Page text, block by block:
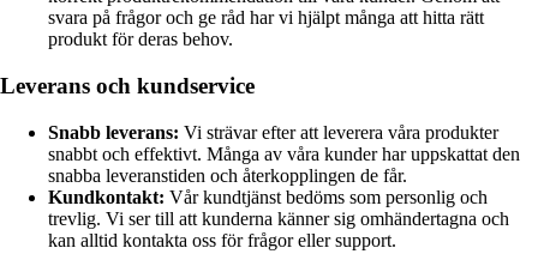
svara på frågor och ge råd har vi hjälpt många att hitta rätt
produkt för deras behov.
Leverans och kundservice
Snabb leverans: Vi strävar efter att leverera våra produkter
snabbt och effektivt. Många av våra kunder har uppskattat den
snabba leveranstiden och återkopplingen de får.
Kundkontakt: Vår kundtjänst bedöms som personlig och
trevlig. Vi ser till att kunderna känner sig omhändertagna och
kan alltid kontakta oss för frågor eller support.